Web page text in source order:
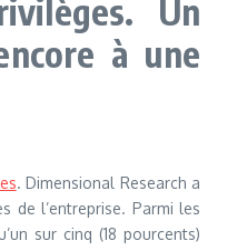
Un
à une
. Dimensional Research a
de l’entreprise. Parmi les
sur cinq (18 pourcents)